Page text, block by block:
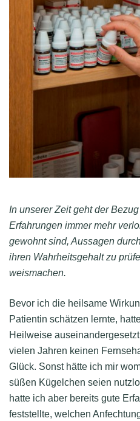
In unserer Zeit geht der
Erfahrungen immer mehr
gewohnt sind, Aussagen
ihren Wahrheitsgehalt zu
weismachen.
Bevor ich die heilsame
Patientin schätzen lernte,
Heilweise
vielen Jahren keinen
Glück. Sonst hätte ich mir
süßen Kügelchen seien
hatte ich aber bereits gute
feststellte, welchen